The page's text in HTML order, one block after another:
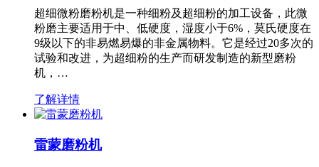
超细微粉磨粉机是一种细粉及超细粉的加工设备，此微
粉磨主要适用于中、低硬度，湿度小于6%，莫氏硬度在
9级以下的非易燃易爆的非金属物料。它是经过20多次的
试验和改进，为超细粉的生产而研发制造的新型磨粉
机，…
了解详情
雷蒙磨粉机